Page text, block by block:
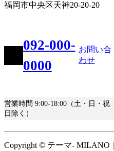
福岡市中央区天神20-20-20
092-000-
0000
お問い合
わせ
営業時間 9:00-18:00（土・日・祝
日除く）
Copyright © テーマ- MILANO